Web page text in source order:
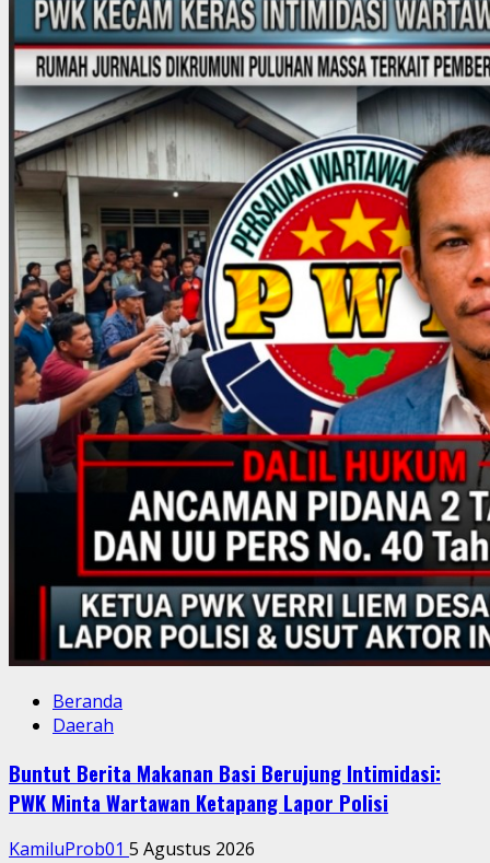
Beranda
Daerah
Buntut Berita Makanan Basi Berujung Intimidasi:
PWK Minta Wartawan Ketapang Lapor Polisi
KamiluProb01 5 Agustus 2026